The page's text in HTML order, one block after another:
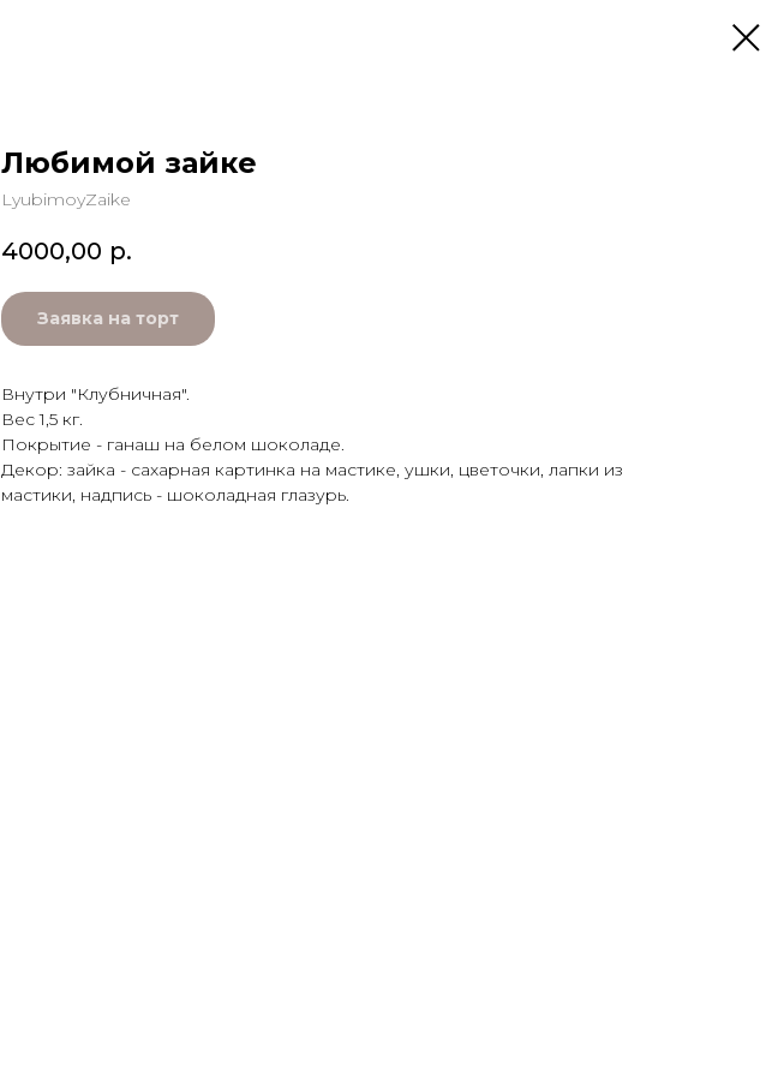
Любимой зайке
LyubimoyZaike
4000,00 р.
Заявка на торт
Внутри "Клубничная".
Вес 1,5 кг.
Покрытие - ганаш на белом шоколаде.
Декор: зайка - сахарная картинка на мастике, ушки, цветочки, лапки из
мастики, надпись - шоколадная глазурь.